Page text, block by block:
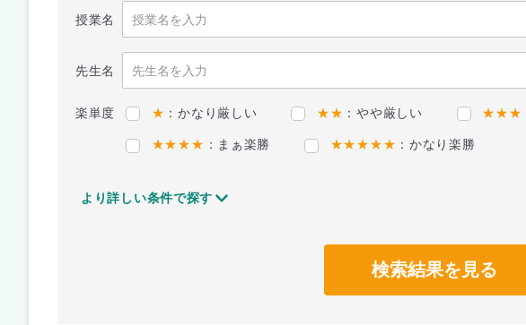
授業名
先生名
楽単度 ★ ：かなり厳しい ★★ ：やや厳しい ★★★
★★★★ ：まぁ楽勝 ★★★★★ ：かなり楽勝
より詳しい条件で探す
検索結果を見る